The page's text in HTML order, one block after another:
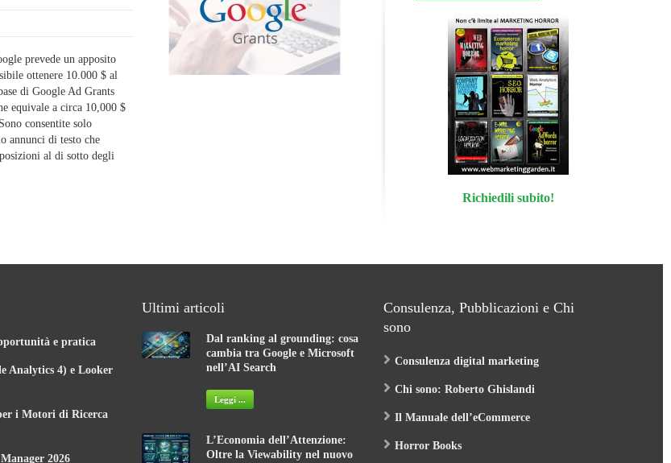
prevede un apposito
ottenere 10.000 $ al
di Google Ad Grants
equivale a circa 10,000 $
consentite solo
annunci di testo che
al di sotto degli
Richiedili subito!
e pratica
Analytics 4) e Looker
i Motori di Ricerca
2026
Ultimi articoli
Dal ranking al grounding: cosa
cambia tra Google e Microsoft
nell’AI Search
Leggi ...
L’Economia dell’Attenzione:
Oltre la Viewability nel nuovo
Consulenza, Pubblicazioni e Chi
sono
Consulenza digital marketing
Chi sono: Roberto Ghislandi
Il Manuale dell’eCommerce
Horror Books